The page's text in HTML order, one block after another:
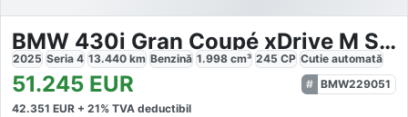
BMW 430i Gran Coupé xDrive M Sport
2025 Seria 4 13.440 km Benzină 1.998 cm³ 245 CP Cutie automată
51.245 EUR
BMW229051
42.351 EUR + 21% TVA deductibil